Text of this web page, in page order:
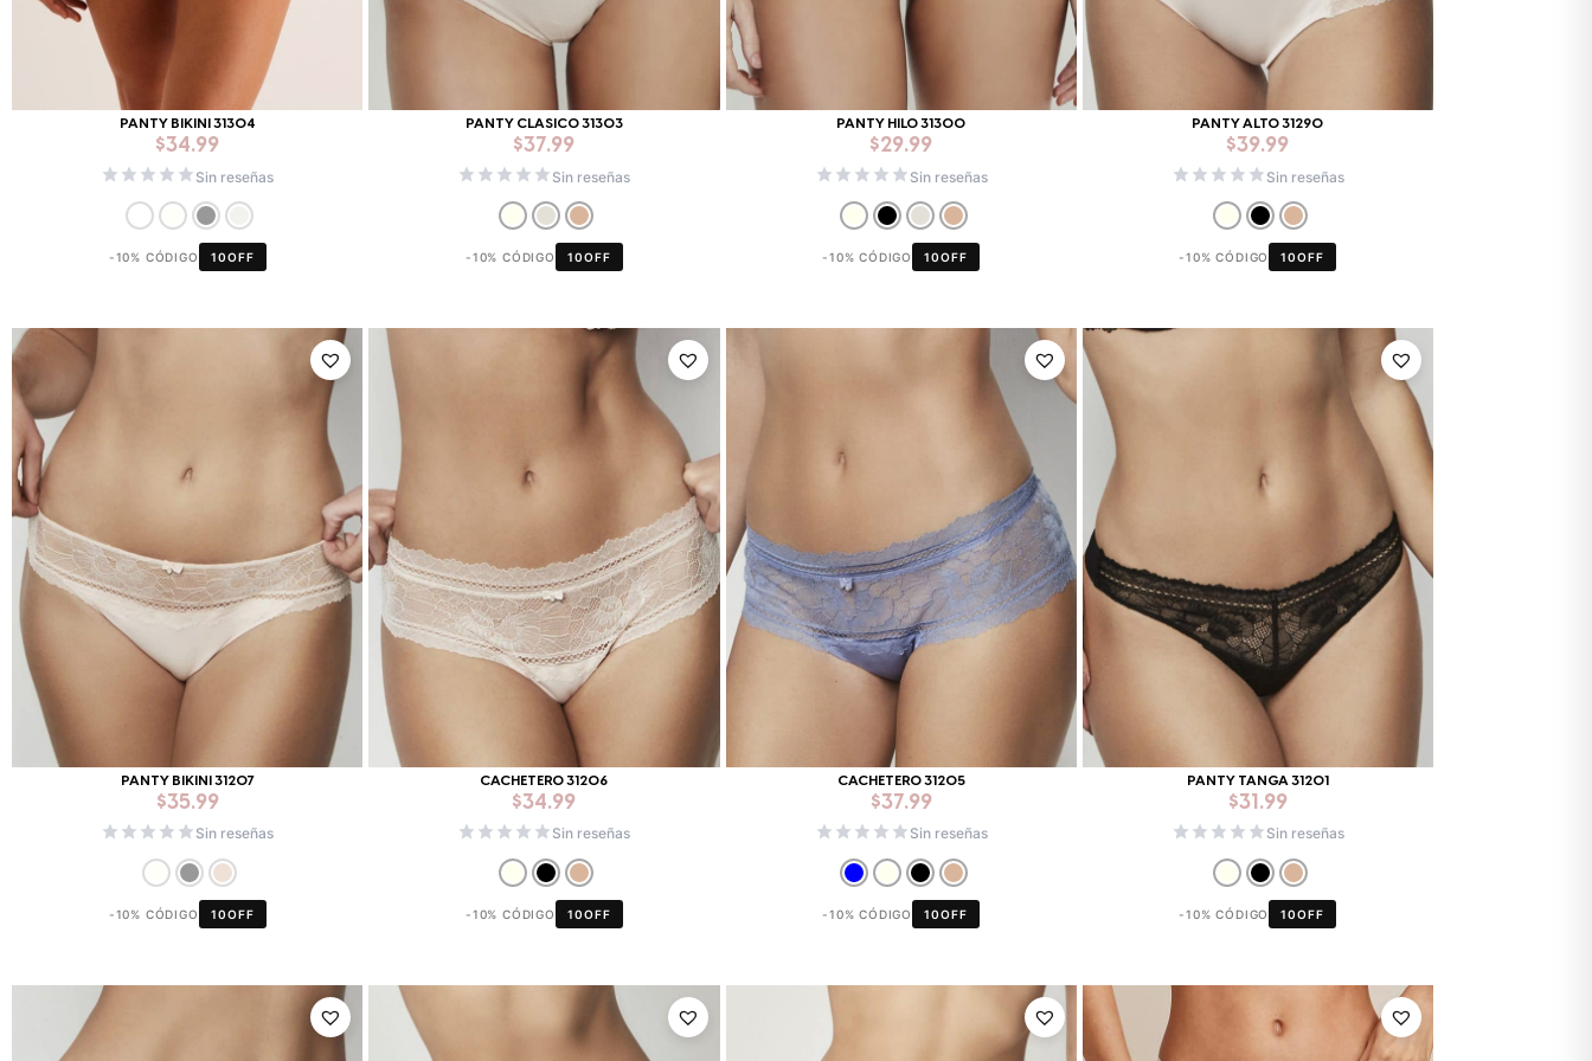
PANTY BIKINI 31304
$34.99
Sin reseñas
-10% CÓDIGO 10OFF
PANTY CLASICO 31303
$37.99
Sin reseñas
-10% CÓDIGO 10OFF
PANTY HILO 31300
$29.99
Sin reseñas
-10% CÓDIGO 10OFF
PANTY ALTO 31290
$39.99
Sin reseñas
-10% CÓDIGO 10OFF
PANTY BIKINI 31207
$35.99
Sin reseñas
-10% CÓDIGO 10OFF
CACHETERO 31206
$34.99
Sin reseñas
-10% CÓDIGO 10OFF
CACHETERO 31205
$37.99
Sin reseñas
-10% CÓDIGO 10OFF
PANTY TANGA 31201
$31.99
Sin reseñas
-10% CÓDIGO 10OFF